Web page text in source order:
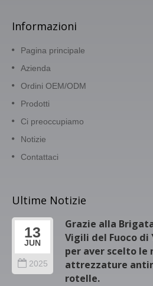
Informazioni
Pagina principale
Azienda
Ordini OEM/ODM
Prodotti
Ci preoccupiamo
Notizie
Contattaci
Ultime Notizie
13
JUN
2025
Grazie alla
Vigili del Fuoco di
per aver scelto le
attrezzature
rotelle.